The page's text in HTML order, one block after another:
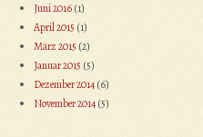
Juni 2016(1)
April 2015 (1)
März 2015 (2)
Januar 2015 (5)
Dezember 2014(6)
November 2014(5)